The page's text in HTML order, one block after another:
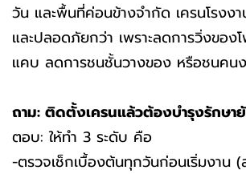
วัน และพื้นที่ค่อนข้างจำกัด เครนโรงง
และปลอดภัยกว่า เพราะลดการวิ่งขอ
แคบ ลดการชนชั้นวางของ หรือชนคน
ถาม: ติดตั้งเครนแล้วต้องบำรุงรักษา
ตอบ: ให้ทำ 3 ระดับ คือ
-ตรวจเช็กเบื้องต้นทุกวันก่อนเริ่มงาน